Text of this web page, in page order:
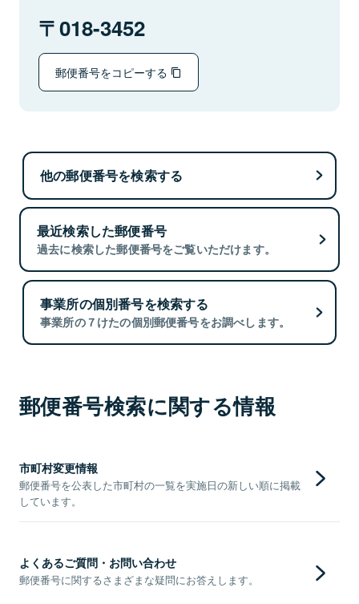
018-3452
郵便番号をコピーする
他の郵便番号を検索する
最近検索した郵便番号
過去に検索した郵便番号をご覧いただけます。
事業所の個別番号を検索する
事業所の７けたの個別郵便番号をお調べします。
郵便番号検索に関する情報
市町村変更情報
郵便番号を公表した市町村の一覧を実施日の新しい順に掲載
しています。
よくあるご質問・お問い合わせ
郵便番号に関するさまざまな疑問にお答えします。